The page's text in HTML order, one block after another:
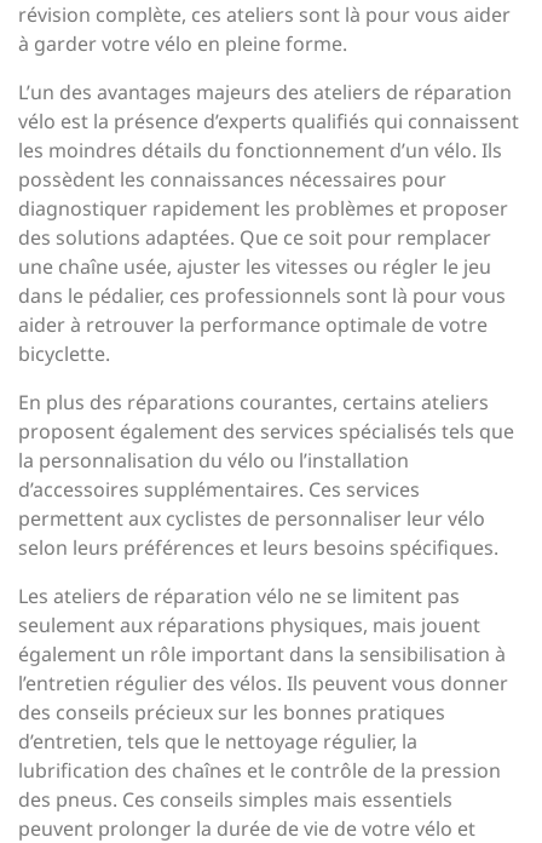
révision complète, ces ateliers sont là pour vous aider
à garder votre vélo en pleine forme.
L’un des avantages majeurs des ateliers de réparation
vélo est la présence d’experts qualifiés qui connaissent
les moindres détails du fonctionnement d’un vélo. Ils
possèdent les connaissances nécessaires pour
diagnostiquer rapidement les problèmes et proposer
des solutions adaptées. Que ce soit pour remplacer
une chaîne usée, ajuster les vitesses ou régler le jeu
dans le pédalier, ces professionnels sont là pour vous
aider à retrouver la performance optimale de votre
bicyclette.
En plus des réparations courantes, certains ateliers
proposent également des services spécialisés tels que
la personnalisation du vélo ou l’installation
d’accessoires supplémentaires. Ces services
permettent aux cyclistes de personnaliser leur vélo
selon leurs préférences et leurs besoins spécifiques.
Les ateliers de réparation vélo ne se limitent pas
seulement aux réparations physiques, mais jouent
également un rôle important dans la sensibilisation à
l’entretien régulier des vélos. Ils peuvent vous donner
des conseils précieux sur les bonnes pratiques
d’entretien, tels que le nettoyage régulier, la
lubrification des chaînes et le contrôle de la pression
des pneus. Ces conseils simples mais essentiels
peuvent prolonger la durée de vie de votre vélo et